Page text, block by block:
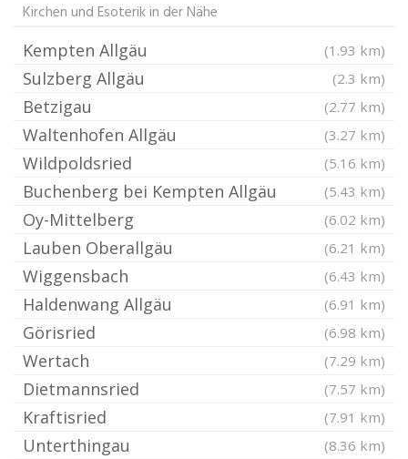
Kirchen und Esoterik in der Nähe
Kempten Allgäu (1.93 km)
Sulzberg Allgäu (2.3 km)
Betzigau (2.77 km)
Waltenhofen Allgäu (3.27 km)
Wildpoldsried (5.16 km)
Buchenberg bei Kempten Allgäu (5.43 km)
Oy-Mittelberg (6.02 km)
Lauben Oberallgäu (6.21 km)
Wiggensbach (6.43 km)
Haldenwang Allgäu (6.91 km)
Görisried (6.98 km)
Wertach (7.29 km)
Dietmannsried (7.57 km)
Kraftisried (7.91 km)
Unterthingau (8.36 km)